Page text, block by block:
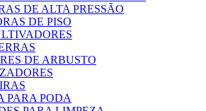
DE ALTA PRESSÃO
DE PISO
DE ARBUSTO
PARA PODA